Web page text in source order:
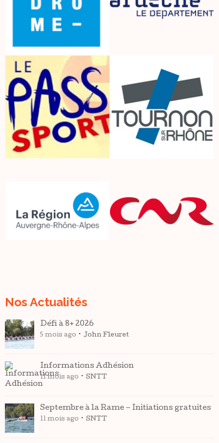
Nos Actualités
Défi à 8+ 2026
5 mois ago John Fleuret
Informations Adhésion
11 mois ago SNTT
Septembre à la Rame – Initiations gratuites
11 mois ago SNTT